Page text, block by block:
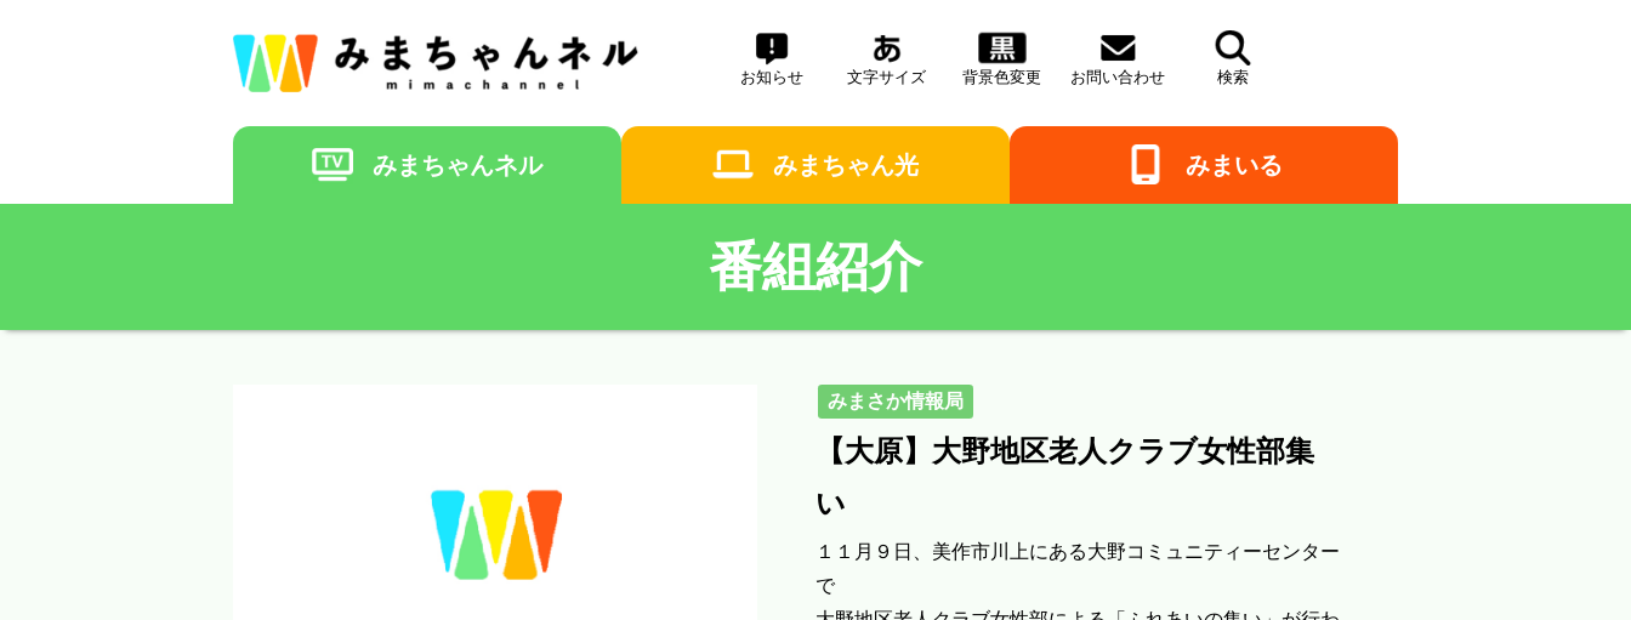
お知らせ 文字サイズ 背景色変更 お問い合わせ 検索
みまちゃんネル みまちゃん光 みまいる
番組紹介
みまさか情報局
【大原】大野地区老人クラブ女性部集
い
１１月９日、美作市川上にある大野コミュニティーセンター
で